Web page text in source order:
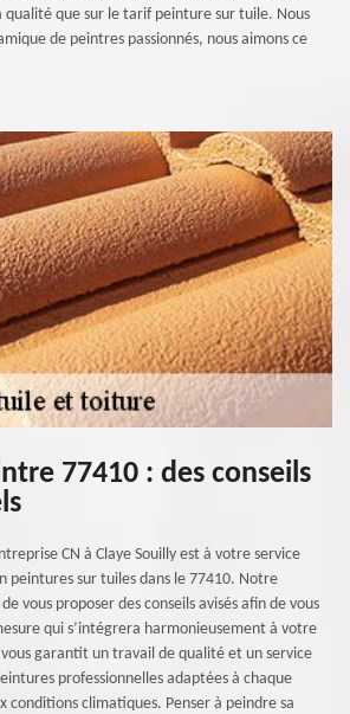
qualité que sur le tarif peinture sur tuile. Nous
de peintres passionnés, nous aimons ce
77410 : des conseils
CN à Claye Souilly est à votre service
peintures sur tuiles dans le 77410. Notre
vous proposer des conseils avisés afin de vous
qui s’intégrera harmonieusement à votre
garantit un travail de qualité et un service
professionnelles adaptées à chaque
conditions climatiques. Penser à peindre sa